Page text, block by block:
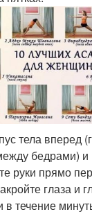
тела вперед
бедрами) и
руки прямо
глаза и
течение